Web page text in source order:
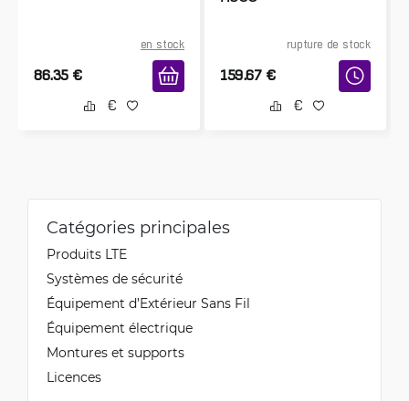
en stock
86.35 €
rupture de stock
159.67 €
Catégories principales
Produits LTE
Systèmes de sécurité
Équipement d’Extérieur Sans Fil
Équipement électrique
Montures et supports
Licences